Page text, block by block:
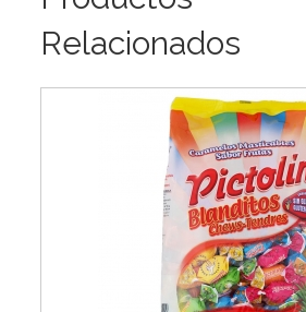
Relacionados